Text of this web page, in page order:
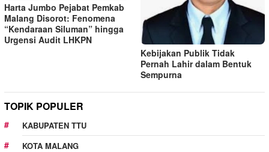
Harta Jumbo Pejabat Pemkab
Malang Disorot: Fenomena
“Kendaraan Siluman” hingga
Urgensi Audit LHKPN
Kebijakan Publik Tidak
Pernah Lahir dalam Bentuk
Sempurna
TOPIK POPULER
KABUPATEN TTU
KOTA MALANG